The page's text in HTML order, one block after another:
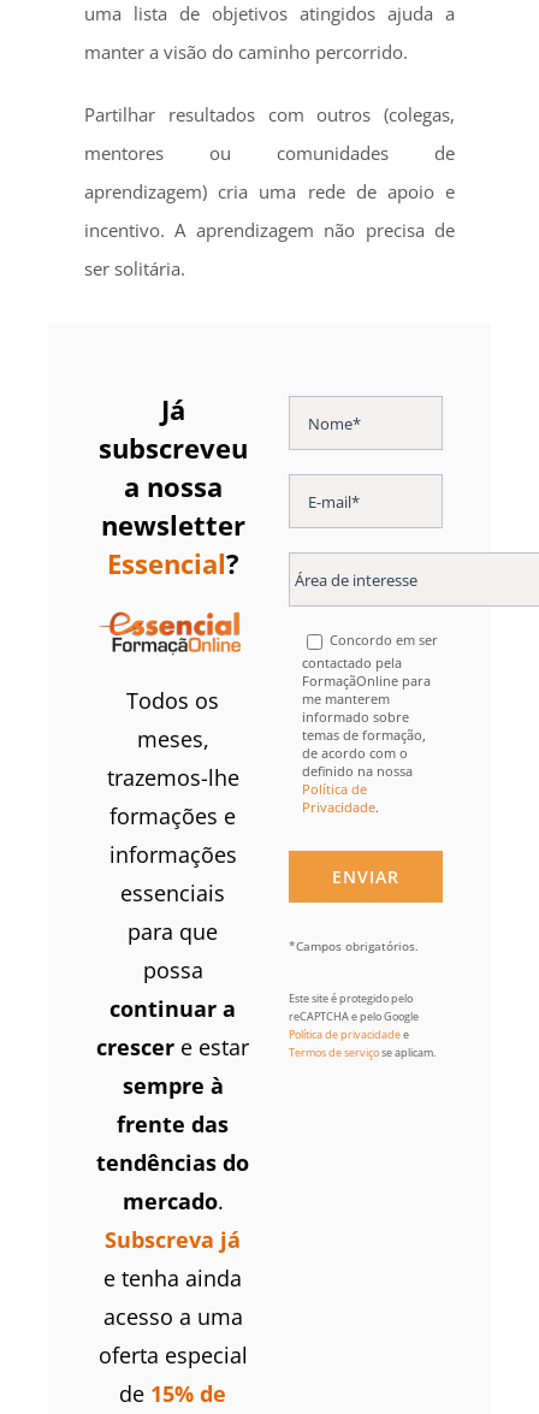
uma lista de objetivos atingidos ajuda a
manter a visão do caminho percorrido.
Partilhar resultados com outros (colegas,
mentores ou comunidades de
aprendizagem) cria uma rede de apoio e
incentivo. A aprendizagem não precisa de
ser solitária.
Já
subscreveu
a nossa
newsletter
Essencial?
Todos os
meses,
trazemos-lhe
formações e
informações
essenciais
para que
possa
continuar a
crescer e estar
sempre à
frente das
tendências do
mercado.
Subscreva já
e tenha ainda
acesso a uma
oferta especial
de 15% de
Concordo em ser
contactado pela
FormaçãOnline para
me manterem
informado sobre
temas de formação,
de acordo com o
definido na nossa
Política de
Privacidade.
*Campos obrigatórios.
Este site é protegido pelo
reCAPTCHA e pelo Google
Política de privacidadee
Termos de serviçose aplicam.